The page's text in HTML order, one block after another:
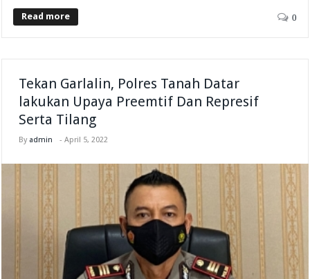
Read more 0
Tekan Garlalin, Polres Tanah Datar
lakukan Upaya Preemtif Dan Represif
Serta Tilang
By admin -April 5, 2022